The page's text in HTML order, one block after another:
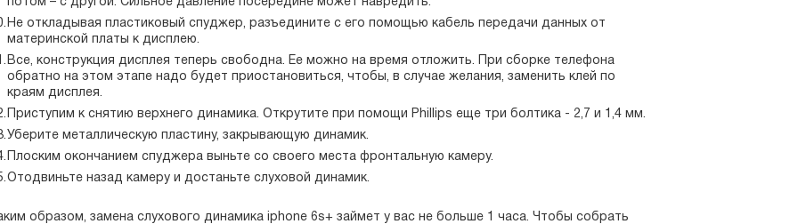
Не откладывая пластиковый спуджер, разъедините с его помощью кабель передачи данных от
материнской платы к дисплею.
Все, конструкция дисплея теперь свободна. Ее можно на время отложить. При сборке телефона
обратно на этом этапе надо будет приостановиться, чтобы, в случае желания, заменить клей по
краям дисплея.
Приступим к снятию верхнего динамика. Открутите при помощи Phillips еще три болтика - 2,7 и 1,4 мм.
Уберите металлическую пластину, закрывающую динамик.
Плоским окончанием спуджера выньте со своего места фронтальную камеру.
Отодвиньте назад камеру и достаньте слуховой динамик.
образом, замена слухового динамика iphone 6s+ займет у вас не больше 1 часа. Чтобы собрать